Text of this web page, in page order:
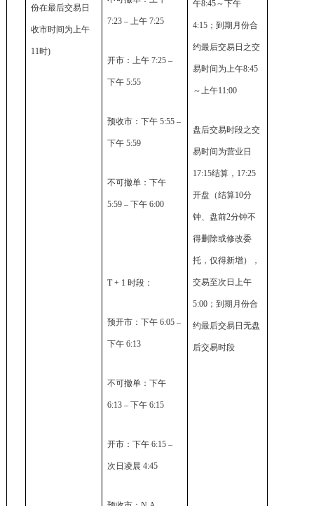
份在最后交易日
收市时间为上午
11时)
7:23 – 上午 7:25
开市：上午 7:25 –
下午 5:55
预收市：下午 5:55 –
下午 5:59
不可撤单：下午
5:59 – 下午 6:00
T + 1 时段：
预开市：下午 6:05 –
下午 6:13
不可撤单：下午
6:13 – 下午 6:15
开市：下午 6:15 –
次日凌晨 4:45
午8:45～下午
4:15；到期月份合
约最后交易日之交
易时间为上午8:45
～上午11:00
盘后交易时段之交
易时间为营业日
17:15结算，17:25
开盘（结算10分
钟、盘前2分钟不
得删除或修改委
托，仅得新增），
交易至次日上午
5:00；到期月份合
约最后交易日无盘
后交易时段